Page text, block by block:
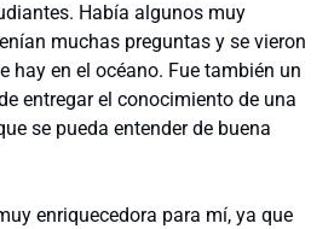
Había algunos muy
muchas preguntas y se vieron
hay en el océano. Fue también un
entregar el conocimiento de una
se pueda entender de buena
enriquecedora para mí, ya que